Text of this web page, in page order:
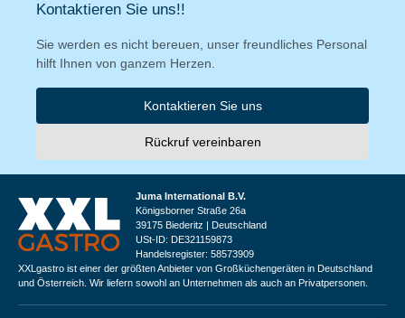
Kontaktieren Sie uns!!
Sie werden es nicht bereuen, unser freundliches Personal
hilft Ihnen von ganzem Herzen.
Kontaktieren Sie uns
Rückruf vereinbaren
Juma International B.V.
Königsborner Straße 26a
39175 Biederitz | Deutschland
USt-ID: DE321159873
Handelsregister: 58573909
XXLgastro ist einer der größten Anbieter von Großküchengeräten in Deutschland
und Österreich. Wir liefern sowohl an Unternehmen als auch an Privatpersonen.